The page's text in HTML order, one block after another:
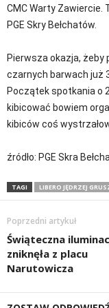
CMC Warty Zawiercie.
PGE Skry Bełchatów.
Pierwsza okazja, żeby
czarnych barwach już
Początek spotkania o
kibicować bowiem
kibiców coś
źródło: PGE Skra
TAGI LIBERO JĘDRZEJ
Poprzedni artykuł
Świąteczna
zniknęła z placu
Narutowicza